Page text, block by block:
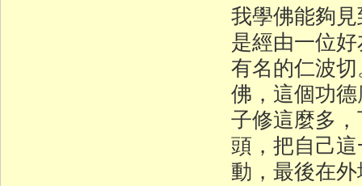
我學佛能夠
是經由一位
有名的仁波
佛，這個功
子修這麼多
頭，把自己
動，最後在